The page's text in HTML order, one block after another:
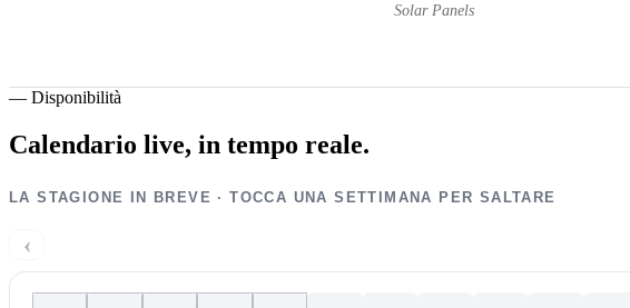
Solar Panels
— Disponibilità
Calendario live, in tempo reale.
LA STAGIONE IN BREVE · TOCCA UNA SETTIMANA PER SALTARE
‹